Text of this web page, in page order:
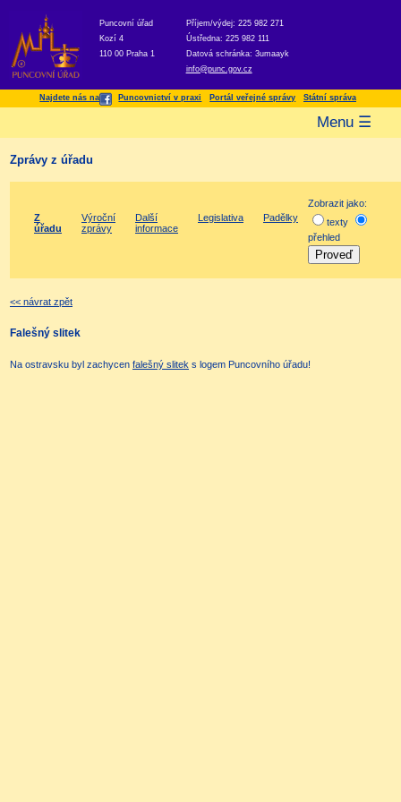
Puncovní úřad
Kozí 4
110 00 Praha 1
Příjem/výdej: 225 982 271
Ústředna: 225 982 111
Datová schránka: 3umaayk
info@punc.gov.cz
Najdete nás na Puncovnictví v praxi Portál veřejné správy Státní správa
Menu ☰
Zprávy z úřadu
Z
úřadu
Výroční
zprávy
Další
informace
Legislativa Padělky
Zobrazit jako:
texty
přehled
<< návrat zpět
Falešný slitek
Na ostravsku byl zachycen falešný slitek s logem Puncovního úřadu!